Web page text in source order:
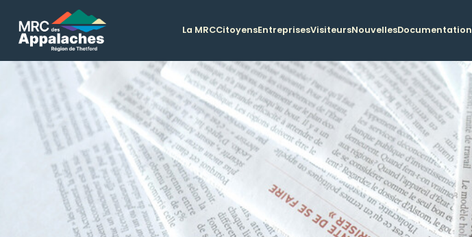
La MRCCitoyensEntreprisesVisiteursNouvellesDocumentation